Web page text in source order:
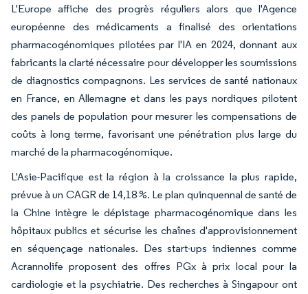
L'Europe affiche des progrès réguliers alors que l'Agence
européenne des médicaments a finalisé des orientations
pharmacogénomiques pilotées par l'IA en 2024, donnant aux
fabricants la clarté nécessaire pour développer les soumissions
de diagnostics compagnons. Les services de santé nationaux
en France, en Allemagne et dans les pays nordiques pilotent
des panels de population pour mesurer les compensations de
coûts à long terme, favorisant une pénétration plus large du
marché de la pharmacogénomique.
L'Asie-Pacifique est la région à la croissance la plus rapide,
prévue à un CAGR de 14,18 %. Le plan quinquennal de santé de
la Chine intègre le dépistage pharmacogénomique dans les
hôpitaux publics et sécurise les chaînes d'approvisionnement
en séquençage nationales. Des start-ups indiennes comme
Acrannolife proposent des offres PGx à prix local pour la
cardiologie et la psychiatrie. Des recherches à Singapour ont